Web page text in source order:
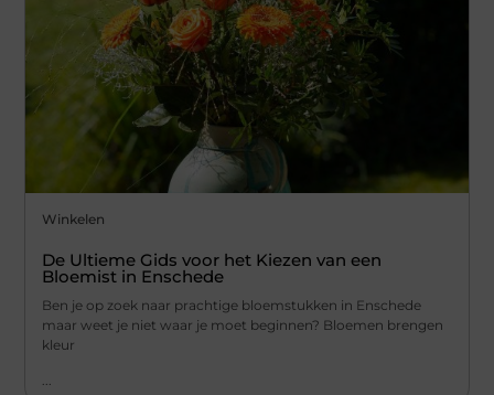
Winkelen
De Ultieme Gids voor het Kiezen van een
Bloemist in Enschede
Ben je op zoek naar prachtige bloemstukken in Enschede
maar weet je niet waar je moet beginnen? Bloemen brengen
kleur
...